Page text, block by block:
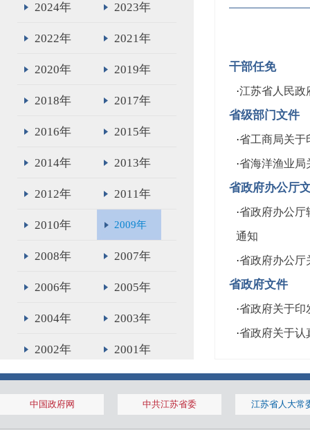
2024年 2023年
2022年 2021年
2020年 2019年
2018年 2017年
2016年 2015年
2014年 2013年
2012年 2011年
2010年 2009年
2008年 2007年
2006年 2005年
2004年 2003年
2002年 2001年
2000年
干部任免
·江苏省人民政
省级部门文件
·省工商局关于
·省海洋渔业局
省政府办公厅
·省政府办公厅
通知
·省政府办公厅
省政府文件
·省政府关于印
·省政府关于认
中国政府网 中共江苏省委 江苏省人大常